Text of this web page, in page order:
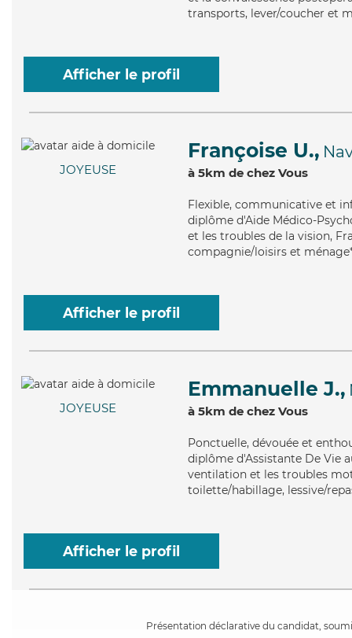
transports, lever/coucher et
Afficher le profil
JOYEUSE
Françoise U.,
à 5km de chez Vous
Flexible, communicative et
diplôme d'Aide Médico-
et les troubles de la vision,
compagnie/loisirs et
Afficher le profil
JOYEUSE
Emmanuelle J.,
à 5km de chez Vous
Ponctuelle, dévouée et
diplôme d'Assistante De Vie
ventilation et les troubles
toilette/habillage, lessive/
Afficher le profil
Présentation déclarative du candidat,